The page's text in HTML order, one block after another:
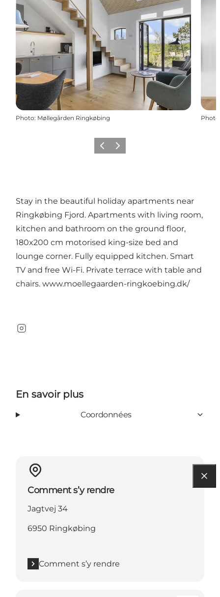
Photo: Møllegården Ringkøbing Photo
PrécédentSuivant
Stay in the beautiful holiday apartments near
Ringkøbing Fjord. Apartments with living room,
kitchen and bathroom on the ground floor,
180x200 cm motorised king-size bed and
lounge corner. Fully equipped kitchen. Smart
TV and free Wi-Fi. Private terrace with table and
chairs. www.moellegaarden-ringkoebing.dk/
Instagram
En savoir plus
Coordonnées
Comment s’y rendre
Jagtvej 34
6950 Ringkøbing
Comment s’y rendre